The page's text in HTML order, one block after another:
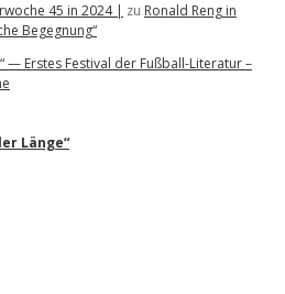
45 in 2024 | zu Ronald Reng in
Begegnung“
— Erstes Festival der Fußball-Literatur –
Länge“